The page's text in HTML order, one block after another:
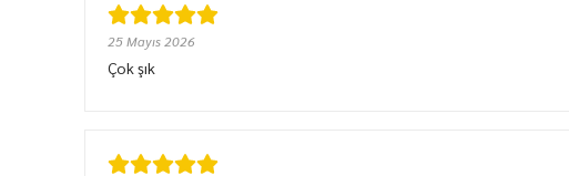
25 Mayıs 2026
Çok şık